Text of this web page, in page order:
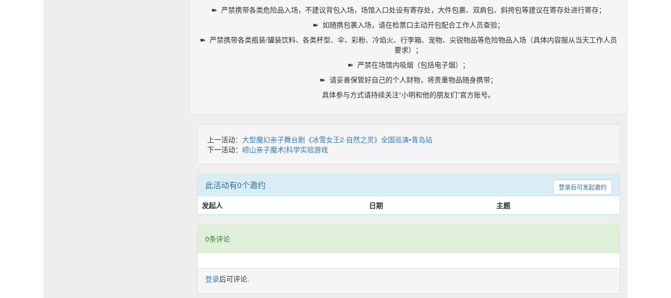
➽ 严禁携带各类危险品入场，不建议背包入场，场馆入口处设有寄存处，大件包裹、双肩包、斜挎包等建议在寄存处进行寄存；
➽ 如随携包裹入场，请在检票口主动开包配合工作人员查验；
➽ 严禁携带各类瓶装/罐装饮料、各类杯型、伞、彩粉、冷焰火、行李箱、宠物、尖锐物品等危险物品入场（具体内容服从当天工作人员
要求）；
➽ 严禁在场馆内吸烟（包括电子烟）；
➽ 请妥善保管好自己的个人财物，将贵重物品随身携带；
具体参与方式请持续关注“小明和他的朋友们”官方账号。
上一活动： 大型魔幻亲子舞台剧《冰雪女王2·自然之灵》全国巡演•青岛站
下一活动： 崂山亲子魔术|科学实验游戏
登录后可发起邀约
此活动有0个邀约
发起人 日期 主题
0条评论
登录后可评论.